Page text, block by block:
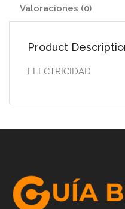
Valoraciones (0)
Product
ELECTRICIDAD